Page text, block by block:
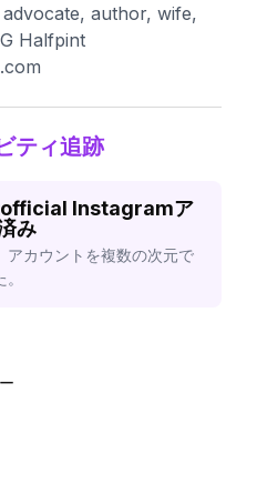
author, wife,
Halfpint
ティ追跡
Instagramア
み
アカウントを複数の次元で